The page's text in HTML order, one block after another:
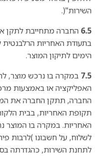
השירות"(.
6.5 החברה מתחייבת לתקן
בתעודת האחריות הרלבנטית
הימים לתיקון המוצר.
7.5 במקרה בו נרכש מוצר,
האפליקציה או באמצעות
החברה, תתקן החברה את
תקופת האחריות, בבית
האחריות. במקרה בו המוצר
לשלוח, על חשבונו )לרבות